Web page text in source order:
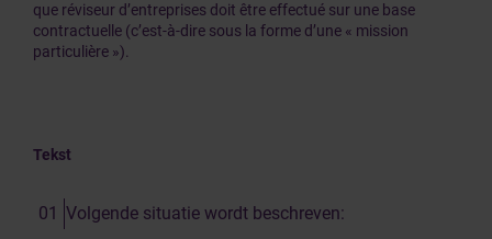
que réviseur d’entreprises doit être effectué sur une base
contractuelle (c’est-à-dire sous la forme d’une « mission
particulière »).
Tekst
Volgende situatie wordt beschreven: